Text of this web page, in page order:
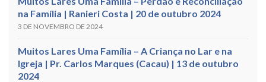
na Família | Ranieri Costa | 20 de outubro 2024
3 DE NOVEMBRO DE 2024
Muitos Lares Uma Família – A Criança no Lar e na
Igreja | Pr. Carlos Marques (Cacau) | 13 de outubro
2024